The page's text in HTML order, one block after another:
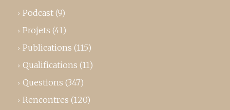
Podcast (9)
Projets (41)
Publications (115)
Qualifications (11)
Questions (347)
Rencontres (120)